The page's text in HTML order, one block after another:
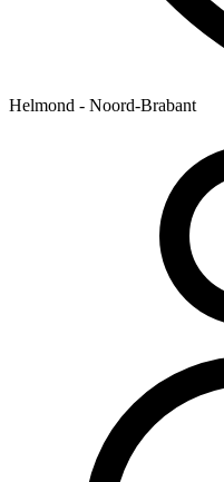
Helmond - Noord-Brabant